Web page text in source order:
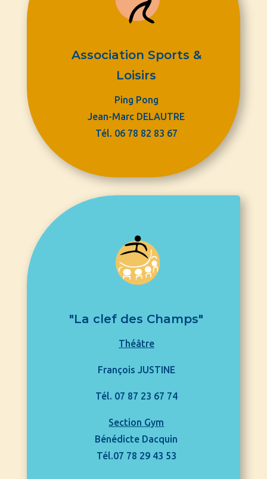
Association Sports &
Loisirs
Ping Pong
Jean-Marc DELAUTRE
Tél. 06 78 82 83 67
"La clef des Champs"
Théâtre
François JUSTINE
Tél. 07 87 23 67 74
Section Gym
Bénédicte Dacquin
Tél.07 78 29 43 53